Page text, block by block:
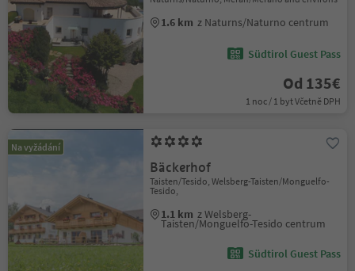
1.6 km z Naturns/Naturno centrum
Südtirol Guest Pass
Od 135€
1 noc / 1 byt Včetně DPH
Na vyžádání
Bäckerhof
Taisten/Tesido, Welsberg-Taisten/Monguelfo-
Tesido,
1.1 km z Welsberg-
Taisten/Monguelfo-Tesido centrum
Südtirol Guest Pass